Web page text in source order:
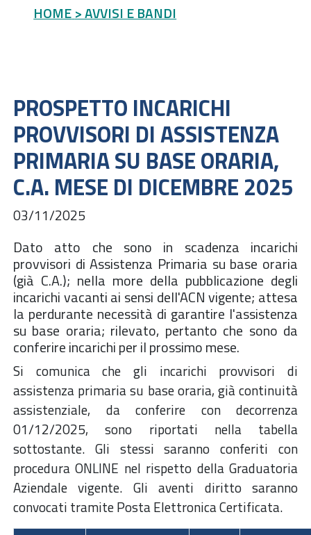
HOME > AVVISI E BANDI
PROSPETTO INCARICHI
PROVVISORI DI ASSISTENZA
PRIMARIA SU BASE ORARIA,
C.A. MESE DI DICEMBRE 2025
03/11/2025
Dato atto che sono in scadenza incarichi
provvisori di Assistenza Primaria su base oraria
(già C.A.); nella more della pubblicazione degli
incarichi vacanti ai sensi dell'ACN vigente; attesa
la perdurante necessità di garantire l'assistenza
su base oraria; rilevato, pertanto che sono da
conferire incarichi per il prossimo mese.
Si comunica che gli incarichi provvisori di
assistenza primaria su base oraria, già continuità
assistenziale, da conferire con decorrenza
01/12/2025, sono riportati nella tabella
sottostante. Gli stessi saranno conferiti con
procedura ONLINE nel rispetto della Graduatoria
Aziendale vigente. Gli aventi diritto saranno
convocati tramite Posta Elettronica Certificata.